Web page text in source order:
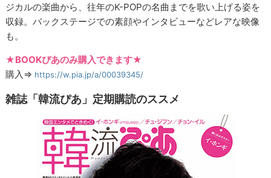
ジカルの楽曲から、往年のK-POPの名曲までを歌い上げる姿を
収録。バックステージでの素顔やインタビューなどレアな映像
も。
★BOOKぴあのみ購入できます★
購入⇒ https://w.pia.jp/a/00039345/
雑誌「韓流ぴあ」定期購読のススメ